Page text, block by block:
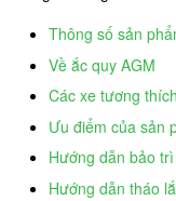
Thông số sản
Về ắc quy AGM
Các xe tương thích
Ưu điểm của sản
Hướng dẫn bảo trì
Hướng dẫn tháo